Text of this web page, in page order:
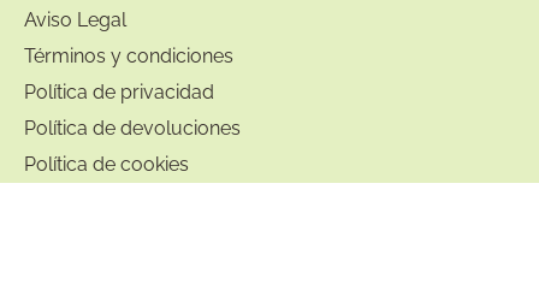
Aviso Legal
Términos y condiciones
Política de privacidad
Política de devoluciones
Política de cookies